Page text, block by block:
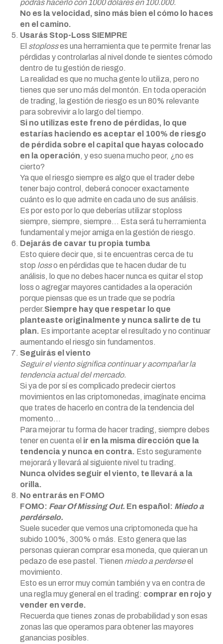
podrás hacerlo con 1000 dólares en 100.000.
No es la velocidad, sino más bien el cómo lo haces
en el camino.
Usarás Stop-Loss SIEMPRE
El stoplosses una herramienta que te permite frenar las
pérdidas y controlarlas al nivel donde te sientes cómodo
dentro de tu gestión de riesgo.
La realidad es que no mucha gente lo utiliza, pero no
tienes que ser uno más del montón. En toda operación
de trading, la gestión de riesgo es un 80% relevante
para sobrevivir a lo largo del tiempo.
Si no utilizas este freno de pérdidas, lo que
estarías haciendo es aceptar el 100% de riesgo
de pérdida sobre el capital que hayas colocado
en la operación, y eso suena mucho peor, ¿no es
cierto?
Ya que el riesgo siempre es algo que el trader debe
tener bajo control, deberá conocer exactamente
cuánto es lo que admite en cada uno de sus análisis.
Es por esto por lo que deberías utilizar stoploss
siempre, siempre, siempre… Esta será tu herramienta
fundamental y mejor amiga en la gestión de riesgo.
Dejarás de cavar tu propia tumba
Esto quiere decir que, si te encuentras cerca de tu
stop losso en pérdidas que te hacen dudar de tu
análisis, lo que no debes hacer nunca es quitar el stop
loss o agregar mayores cantidades a la operación
porque piensas que es un trade que se podría
perder.Siempre hay que respetar lo que
planteaste originalmente y nunca salirte de tu
plan. Es importante aceptar el resultado y no continuar
aumentando el riesgo sin fundamentos.
Seguirás el viento
Seguir el viento significa continuar y acompañar la
tendencia actual del mercado.
Si ya de por sí es complicado predecir ciertos
movimientos en las criptomonedas, imagínate encima
que trates de hacerlo en contra de la tendencia del
momento…
Para mejorar tu forma de hacer trading, siempre debes
tener en cuenta el ir en la misma dirección que la
tendencia y nunca en contra. Esto seguramente
mejorará y llevará al siguiente nivel tu trading.
Nunca olvides seguir el viento, te llevará a la
orilla.
No entrarás en FOMO
FOMO: Fear Of Missing Out. En español: Miedo a
perdérselo.
Suele suceder que vemos una criptomoneda que ha
subido 100%, 300% o más. Esto genera que las
personas quieran comprar esa moneda, que quieran un
pedazo de ese pastel. Tienen miedo a perderseel
movimiento.
Esto es un error muy común también y va en contra de
una regla muy general en el trading: comprar en rojo y
vender en verde.
Recuerda que tienes zonas de probabilidad y son esas
zonas las que operamos para obtener las mayores
ganancias posibles.